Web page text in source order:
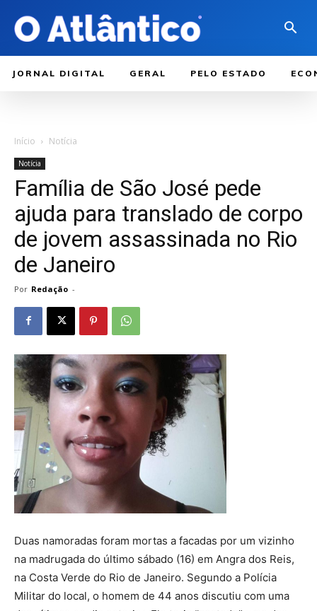
JORNAL DIGITAL GERAL PELO ESTADO
Início Notícia
Notícia
Família de São José pede
ajuda para translado de corpo
de jovem assassinada no Rio
de Janeiro
Por Redação -
Duas namoradas foram mortas a facadas por um vizinho
na madrugada do último sábado (16) em Angra dos Reis,
na Costa Verde do Rio de Janeiro. Segundo a Polícia
Militar do local, o homem de 44 anos discutiu com uma